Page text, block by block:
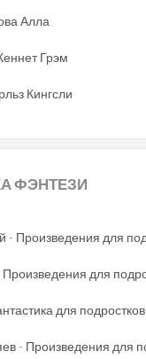
Алла
Грэм
Кингсли
ФЭНТЕЗИ
- Произведения для
для
для подростков
- Произведения для